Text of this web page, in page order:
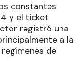
constantes
y el ticket
registró una
a la
de